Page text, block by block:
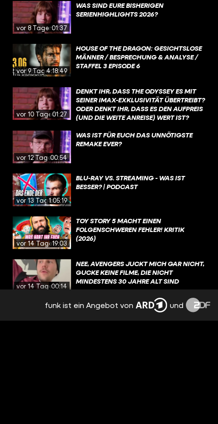
vor 8 Tagen01:37
WAS SIND EURE BISHERIGEN
SERIENHIGHLIGHTS 2026?
vor 9 Tagen4:18:49
HOUSE OF THE DRAGON: GESICHTSLOSE
MÄNNER / BESPRECHUNG & ANALYSE /
STAFFEL 3 EPISODE 6
vor 10 Tagen01:27
DENKT IHR, DASS THE ODYSSEY ES MIT
SEINER IMAX-EXKLUSIVITÄT ÜBERTREIBT?
ODER DENKT IHR, DASS ES DEN AUFPREIS
(UND DIE WEITE ANREISE) WERT IST?
vor 12 Tagen00:54
WAS IST FÜR EUCH DAS UNNÖTIGSTE
REMAKE EVER?
vor 13 Tagen1:05:19
BLU-RAY VS. STREAMING - WAS IST
BESSER? | PODCAST
vor 14 Tagen19:03
TOY STORY 5 MACHT EINEN
FOLGENSCHWEREN FEHLER! KRITIK
(2026)
vor 14 Tagen00:14
NEE, AVENGERS JUCKT MICH GAR NICHT,
GUCKE KEINE FILME, DIE NICHT
MINDESTENS 30 JAHRE ALT SIND
HOUSE OF THE DRAGON: UNGEBEUGT
UND UNGEZÄHMT / BESPRECHUNG &
funk ist ein Angebot von und